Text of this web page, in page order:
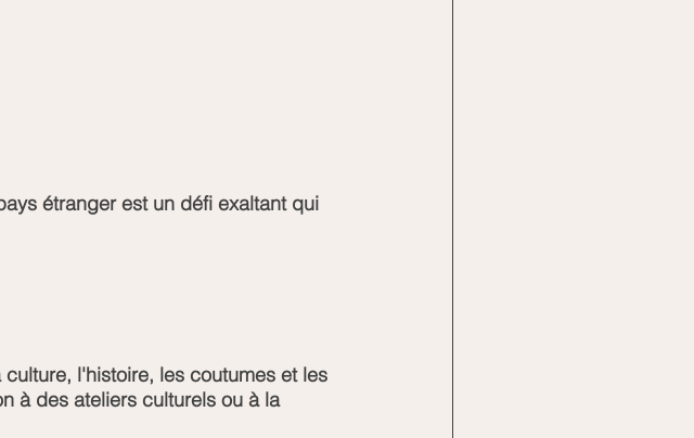
étranger est un défi exaltant qui
l'histoire, les coutumes et les
à des ateliers culturels ou à la